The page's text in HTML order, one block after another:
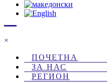
×
ПОЧЕТНА
ЗА НАС
РЕГИОН